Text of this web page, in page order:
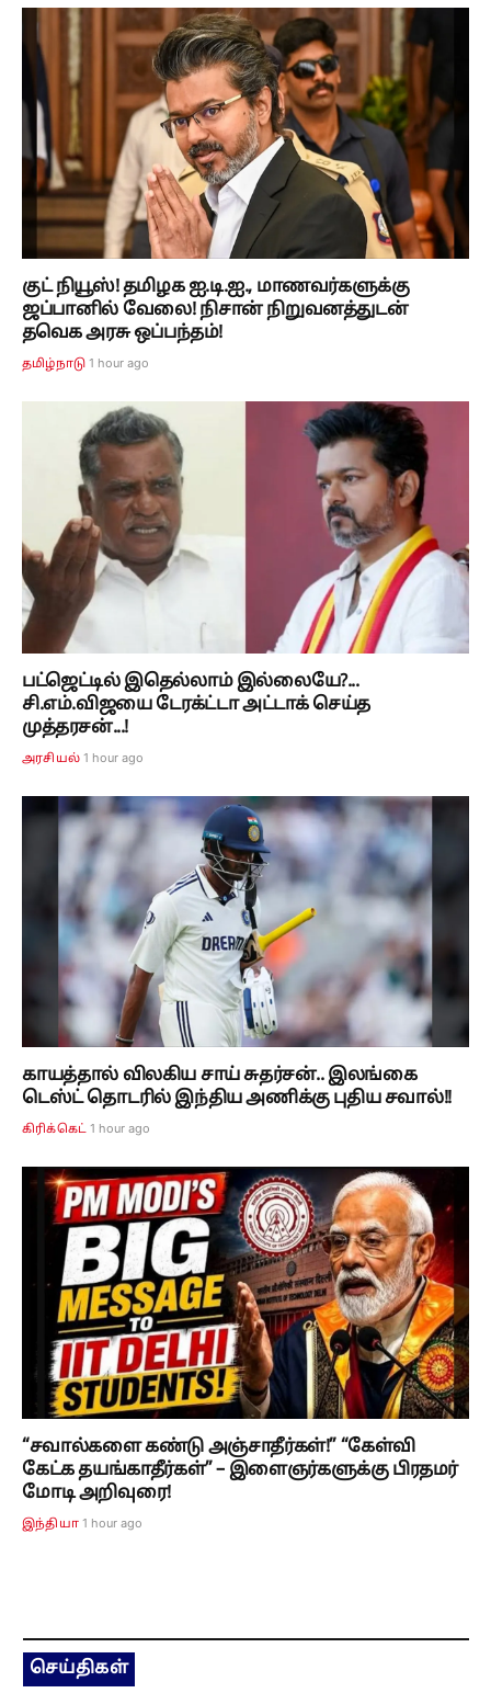
குட் நியூஸ்! தமிழக ஐ.டி.ஐ., மாணவர்களுக்கு
ஜப்பானில் வேலை! நிசான் நிறுவனத்துடன்
தவெக அரசு ஒப்பந்தம்!
தமிழ்நாடு 1 hour ago
பட்ஜெட்டில் இதெல்லாம் இல்லையே?...
சி.எம்.விஜயை டேரக்ட்டா அட்டாக் செய்த
முத்தரசன்...!
அரசியல் 1 hour ago
காயத்தால் விலகிய சாய் சுதர்சன்.. இலங்கை
டெஸ்ட் தொடரில் இந்திய அணிக்கு புதிய சவால்!!
கிரிக்கெட் 1 hour ago
“சவால்களை கண்டு அஞ்சாதீர்கள்!” “கேள்வி
கேட்க தயங்காதீர்கள்” – இளைஞர்களுக்கு பிரதமர்
மோடி அறிவுரை!
இந்தியா 1 hour ago
செய்திகள்